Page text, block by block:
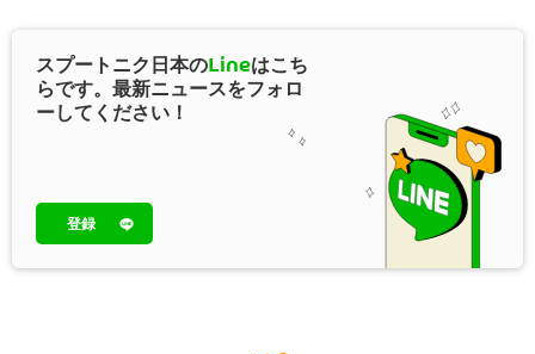
スプートニク日本のLineはこち
らです。最新ニュースをフォロ
ーしてください！
登録